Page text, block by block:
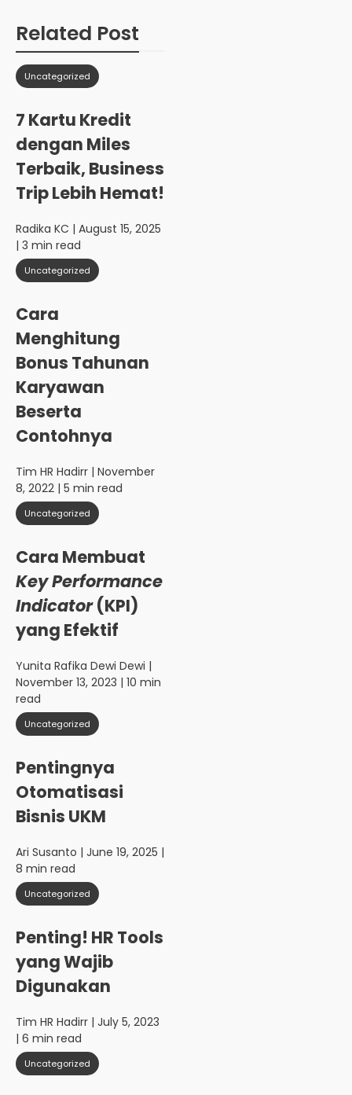
Related Post
Uncategorized
7 Kartu Kredit
dengan Miles
Terbaik, Business
Trip Lebih Hemat!
Radika KC | August 15, 2025
| 3 min read
Uncategorized
Cara
Menghitung
Bonus Tahunan
Karyawan
Beserta
Contohnya
Tim HR Hadirr | November
8, 2022 | 5 min read
Uncategorized
Cara Membuat
Key Performance
Indicator(KPI)
yang Efektif
Yunita Rafika Dewi Dewi |
November 13, 2023 | 10 min
read
Uncategorized
Pentingnya
Otomatisasi
Bisnis UKM
Ari Susanto | June 19, 2025 |
8 min read
Uncategorized
Penting! HR Tools
yang Wajib
Digunakan
Tim HR Hadirr | July 5, 2023
| 6 min read
Uncategorized